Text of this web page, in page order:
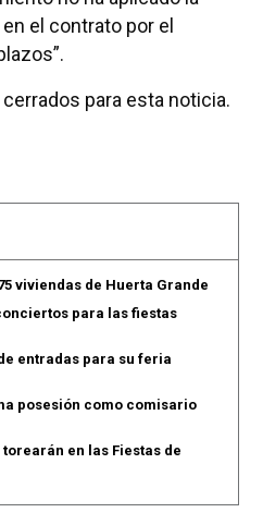
el contrato por el
para esta noticia.
viviendas de Huerta Grande
para las fiestas
entradas para su feria
posesión como comisario
en las Fiestas de